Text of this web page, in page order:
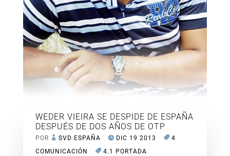
WEDER VIEIRA SE DESPIDE DE ESPAÑA
DESPUÉS DE DOS AÑOS DE OTP
POR SVD ESPAÑA DIC 19 2013
4
COMUNICACIÓN
4.1 PORTADA